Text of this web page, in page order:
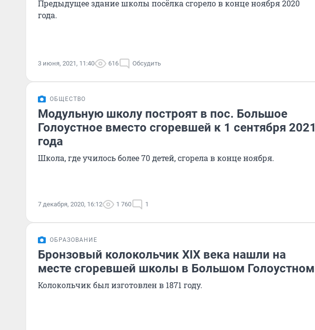
Предыдущее здание школы посёлка сгорело в конце ноября 2020
года.
3 июня, 2021, 11:40 616 Обсудить
ОБЩЕСТВО
Модульную школу построят в пос. Большое
Голоустное вместо сгоревшей к 1 сентября 2021
года
Школа, где училось более 70 детей, сгорела в конце ноября.
7 декабря, 2020, 16:12 1 760 1
ОБРАЗОВАНИЕ
Бронзовый колокольчик XIX века нашли на
месте сгоревшей школы в Большом Голоустном
Колокольчик был изготовлен в 1871 году.